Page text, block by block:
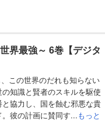
界最強～ 6巻【デジタ
この世界のだれも知らない
知識と賢者のスキルを駆使
協力し、国を蝕む邪悪な貴
彼の計画に賛同す...もっと